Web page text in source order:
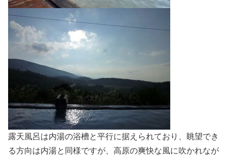
露天風呂は内湯の浴槽と平行に据えられており、眺望でき
る方向は内湯と同様ですが、高原の爽快な風に吹かれなが